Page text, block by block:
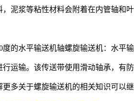
浆等粘性材料会附着在内管轴和叶
水平输送机轴螺旋输送机：水平输
输。该传送带使用滑动轴承，有防
关于螺旋输送机的相关知识可以继